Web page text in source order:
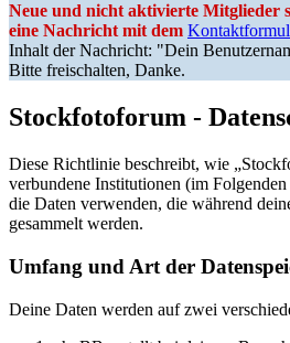
Neue und nicht aktivierte Mitglieder
eine Nachricht mit dem
Inhalt der Nachricht: "Dein
Bitte freischalten, Danke.
Stockfotoforum -
Diese Richtlinie beschreibt, wie
verbundene Institutionen (im
die Daten verwenden, die während
gesammelt werden.
Umfang und Art der
Deine Daten werden auf zwei